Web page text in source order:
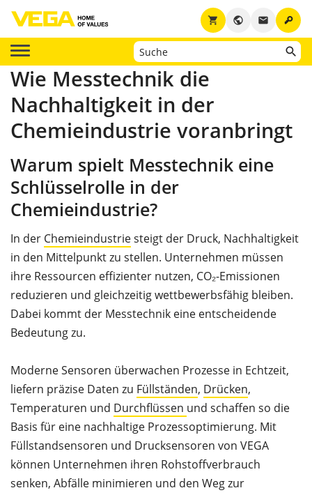
key
email
public
shopping_cart
Wie Messtechnik die
Nachhaltigkeit in der
Chemieindustrie voranbringt
Warum spielt Messtechnik eine
Schlüsselrolle in der
Chemieindustrie?
In der Chemieindustriesteigt der Druck, Nachhaltigkeit
in den Mittelpunkt zu stellen. Unternehmen müssen
ihre Ressourcen effizienter nutzen, CO₂-Emissionen
reduzieren und gleichzeitig wettbewerbsfähig bleiben.
Dabei kommt der Messtechnik eine entscheidende
Bedeutung zu.
Moderne Sensoren überwachen Prozesse in Echtzeit,
liefern präzise Daten zu Füllständen, Drücken,
Temperaturen und Durchflüssen und schaffen so die
Basis für eine nachhaltige Prozessoptimierung. Mit
Füllstandsensoren und Drucksensoren von VEGA
können Unternehmen ihren Rohstoffverbrauch
senken, Abfälle minimieren und den Weg zur